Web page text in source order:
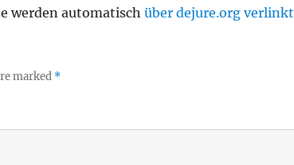
werden automatischüber dejure.org verlinkt
marked *